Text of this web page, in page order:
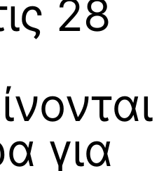
28
για